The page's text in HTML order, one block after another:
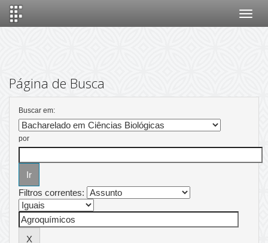
Página de Busca
Buscar em:
por
Filtros correntes: